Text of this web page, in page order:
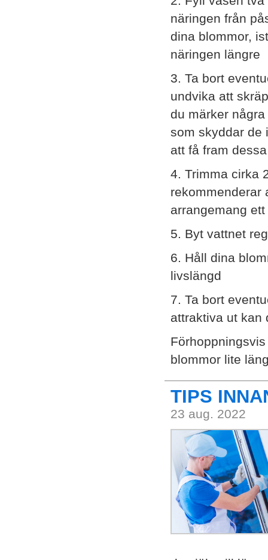
näringen från
dina blommor,
näringen längre
3. Ta bort
undvika att
du märker
som skyddar de
att få fram dessa
4. Trimma cirka
rekommenderar
arrangemang
5. Byt vattnet
6. Håll dina
livslängd
7. Ta bort
attraktiva ut kan
blommor lite
TIPS
23 aug. 2022